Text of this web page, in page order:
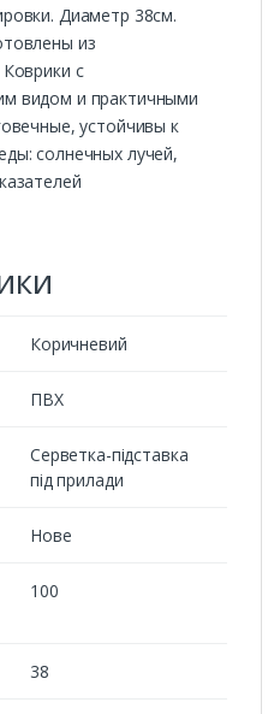
Диаметр 38см.
из
с
видом и практичными
устойчивы к
солнечных лучей,
Коричневий
ПВХ
Серветка-підставка
під прилади
Нове
100
38